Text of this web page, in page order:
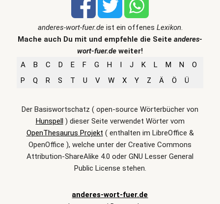
anderes-wort-fuer.deist ein offenes Lexikon.
Mache auch Du mit und empfehle die Seite anderes-
wort-fuer.de weiter!
A
B C D E F G H I J K L M N
O
P
Q R S T U V W X Y Z Ä Ö Ü
Der Basiswortschatz ( open-source Wörterbücher von
Hunspell) dieser Seite verwendet Wörter vom
OpenThesaurus Projekt ( enthalten im LibreOffice &
OpenOffice ), welche unter der Creative Commons
Attribution-ShareAlike 4.0 oder GNU Lesser General
Public License stehen.
anderes-wort-fuer.de